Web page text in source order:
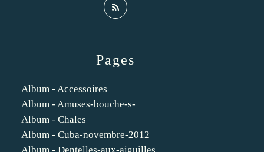
Pages
Album - Accessoires
Album - Amuses-bouche-s-
Album - Chales
Album - Cuba-novembre-2012